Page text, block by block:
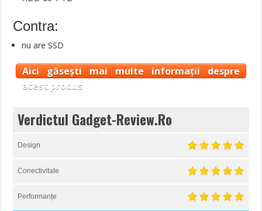
Contra:
nu are SSD
Aici găsești mai multe informații despre
acest produs
Verdictul Gadget-Review.Ro
Design
Conectivitate
Performanțe